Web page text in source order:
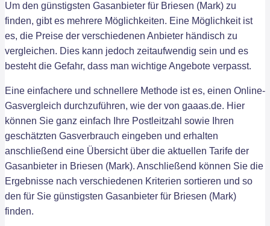
Um den günstigsten Gasanbieter für Briesen (Mark) zu
finden, gibt es mehrere Möglichkeiten. Eine Möglichkeit ist
es, die Preise der verschiedenen Anbieter händisch zu
vergleichen. Dies kann jedoch zeitaufwendig sein und es
besteht die Gefahr, dass man wichtige Angebote verpasst.
Eine einfachere und schnellere Methode ist es, einen Online-
Gasvergleich durchzuführen, wie der von gaaas.de. Hier
können Sie ganz einfach Ihre Postleitzahl sowie Ihren
geschätzten Gasverbrauch eingeben und erhalten
anschließend eine Übersicht über die aktuellen Tarife der
Gasanbieter in Briesen (Mark). Anschließend können Sie die
Ergebnisse nach verschiedenen Kriterien sortieren und so
den für Sie günstigsten Gasanbieter für Briesen (Mark)
finden.